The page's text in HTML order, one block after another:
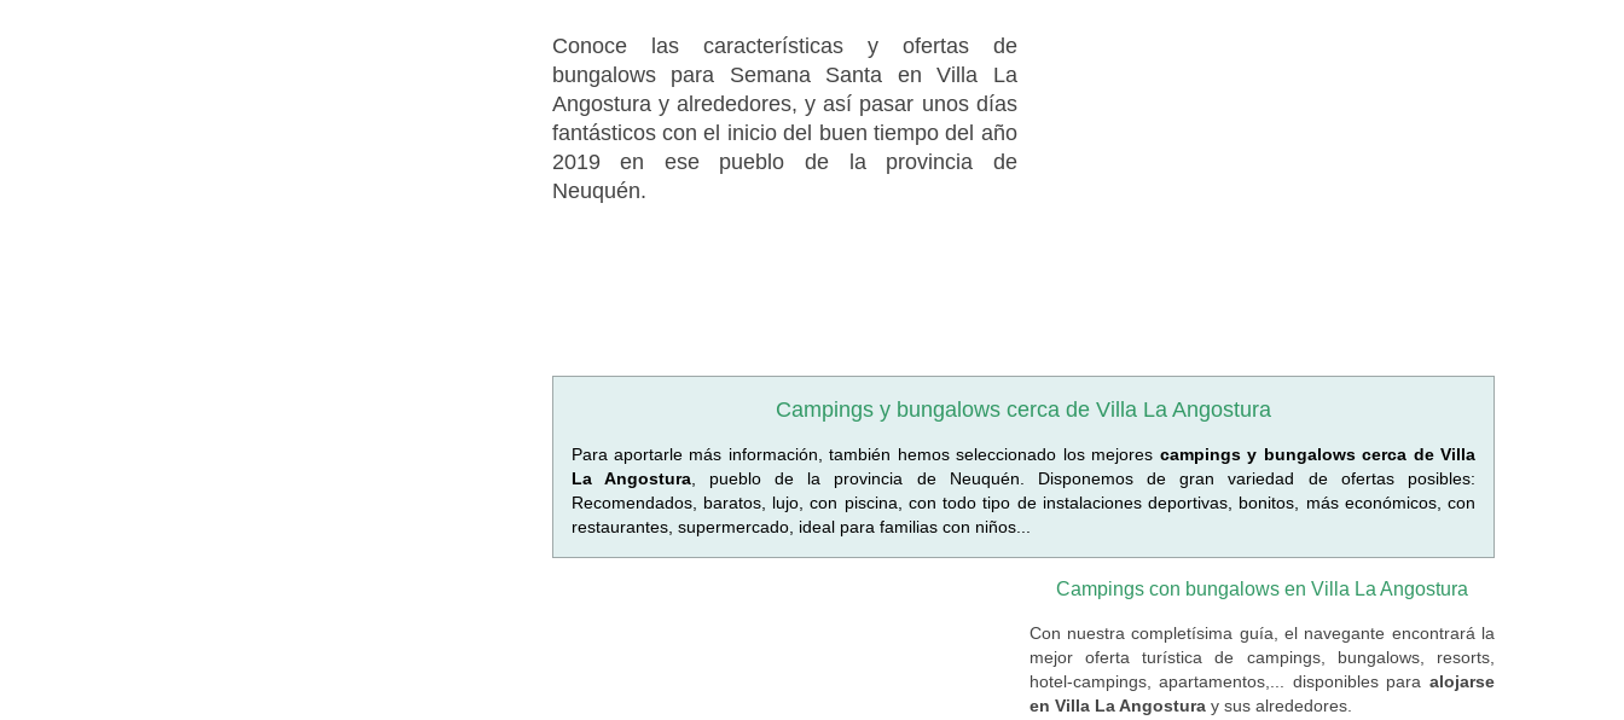
Conoce las características y ofertas de
bungalows para Semana Santa en Villa La
Angostura y alrededores, y así pasar unos días
fantásticos con el inicio del buen tiempo del año
2019 en ese pueblo de la provincia de
Neuquén.
Campings y bungalows cerca de Villa La Angostura
Para aportarle más información, también hemos seleccionado los mejores campings y bungalows cerca de Villa
La Angostura, pueblo de la provincia de Neuquén. Disponemos de gran variedad de ofertas posibles:
Recomendados, baratos, lujo, con piscina, con todo tipo de instalaciones deportivas, bonitos, más económicos, con
restaurantes, supermercado, ideal para familias con niños...
Campings con bungalows en Villa La Angostura
Con nuestra completísima guía, el navegante encontrará la
mejor oferta turística de campings, bungalows, resorts,
hotel-campings, apartamentos,... disponibles para alojarse
en Villa La Angosturay sus alrededores.